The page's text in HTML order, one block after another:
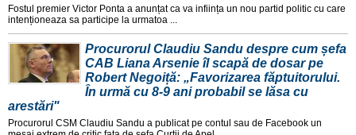
Fostul premier Victor Ponta a anunțat ca va inființa un nou partid politic cu care
intenționeaza sa participe la urmatoa ...
Procurorul Claudiu Sandu despre cum șefa
CAB Liana Arsenie îl scapă de dosar pe
Robert Negoiță: „Favorizarea făptuitorului.
În urmă cu 8-9 ani probabil se lăsa cu
arestări"
Procurorul CSM Claudiu Sandu a publicat pe contul sau de Facebook un